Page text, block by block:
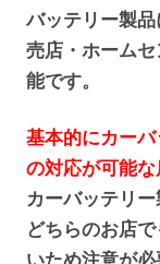
バッテリー製
売店・ホーム
能です。
基本的にカー
の対応が可能
カーバッテリ
どちらのお店
いため注意が必